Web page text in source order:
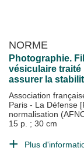
NORME
Photographie.
vésiculaire
assurer la
Association
Paris - La Défense
normalisation
15 p. ; 30 cm
Plus